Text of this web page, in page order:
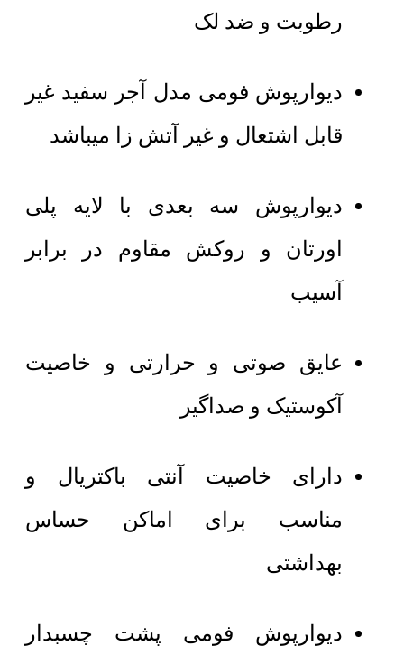
رطوبت و ضد لک
دیوارپوش فومی مدل آجر سفید غیر
قابل اشتعال و غیر آتش زا میباشد
دیوارپوش سه بعدی با لایه پلی
اورتان و روکش مقاوم در برابر
آسیب
عایق صوتی و حرارتی و خاصیت
آکوستیک و صداگیر
دارای خاصیت آنتی باکتریال و
مناسب برای اماکن حساس
بهداشتی
دیوارپوش فومی پشت چسبدار